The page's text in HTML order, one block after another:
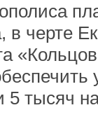
черте
тысяч